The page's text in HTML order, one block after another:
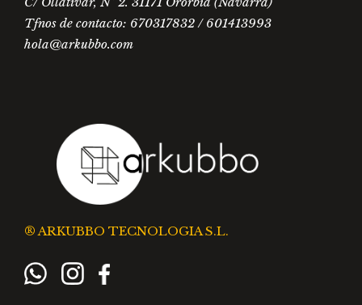
Tfnos de contacto: 670317832 / 601413993
hola@arkubbo.com
® ARKUBBO TECNOLOGIA S.L.